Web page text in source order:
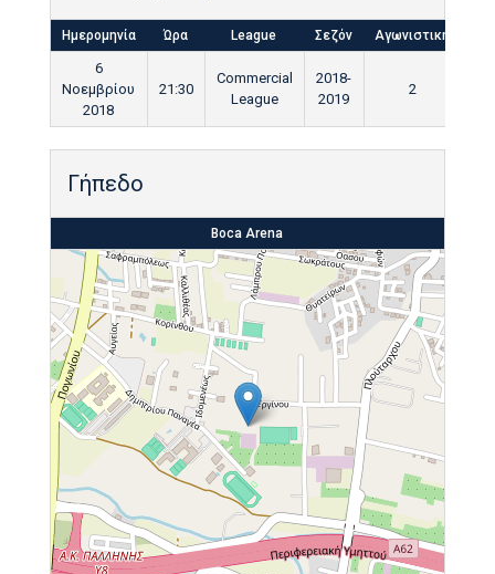
Ημερομηνία Ώρα League Σεζόν Αγωνιστική
6
Νοεμβρίου
2018
21:30
Commercial
League
2018-
2019
2
Γήπεδο
Boca Arena